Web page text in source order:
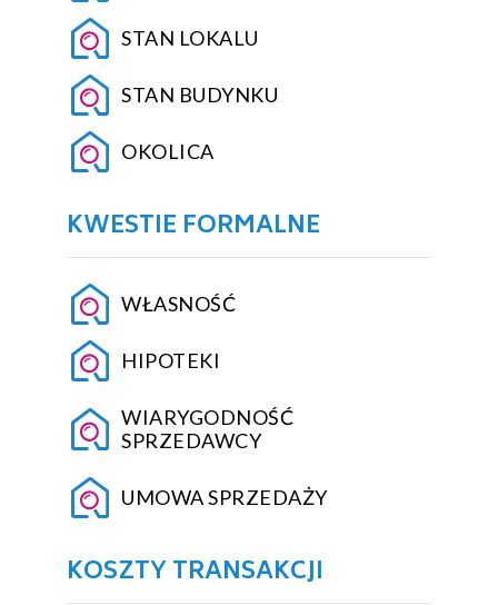
STAN LOKALU
STAN BUDYNKU
OKOLICA
KWESTIE FORMALNE
WŁASNOŚĆ
HIPOTEKI
WIARYGODNOŚĆ
SPRZEDAWCY
UMOWA SPRZEDAŻY
KOSZTY TRANSAKCJI